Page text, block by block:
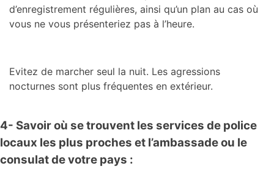
d’enregistrement régulières, ainsi qu’un plan au cas où
vous ne vous présenteriez pas à l’heure.
Evitez de marcher seul la nuit. Les agressions
nocturnes sont plus fréquentes en extérieur.
4- Savoir où se trouvent les services de police
locaux les plus proches et l’ambassade ou le
consulat de votre pays :